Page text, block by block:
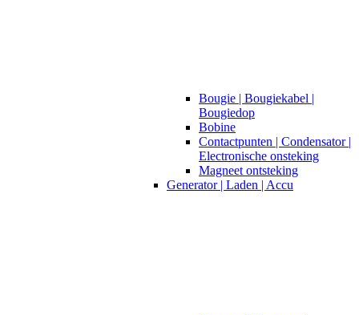
Bougie | Bougiekabel |
Bougiedop
Bobine
Contactpunten | Condensator |
Electronische onsteking
Magneet ontsteking
Generator | Laden | Accu